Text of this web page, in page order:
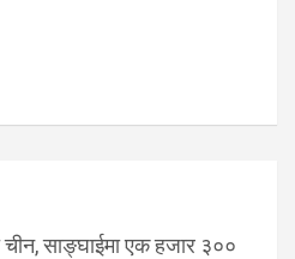
चीन, साङ्घाईमा एक हजार ३००